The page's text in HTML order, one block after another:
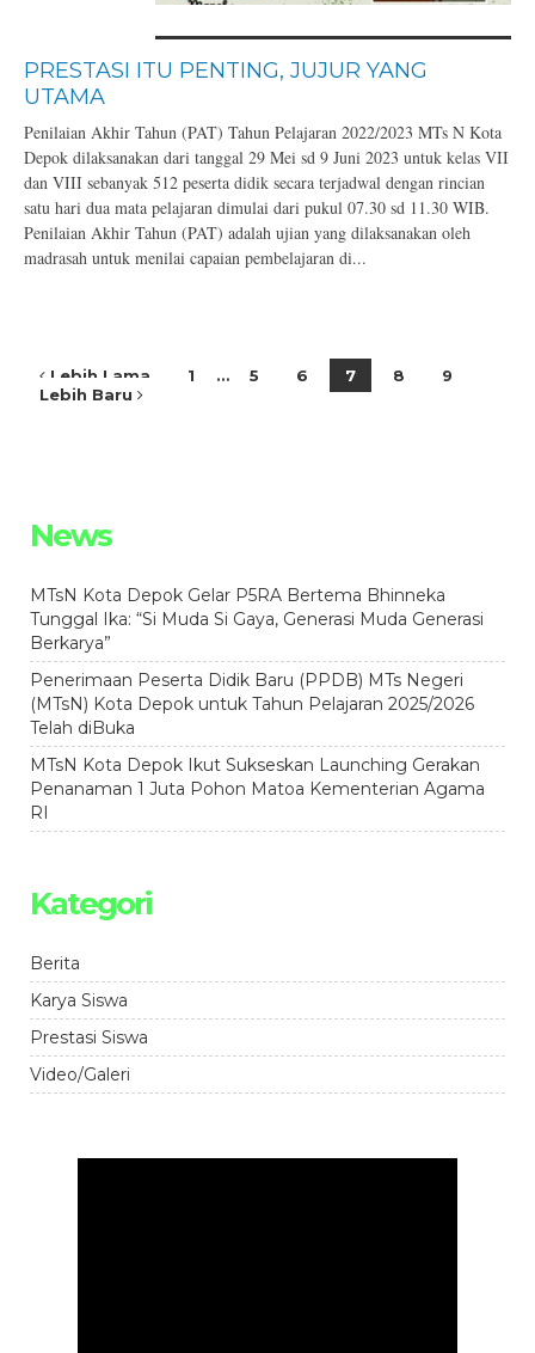
PRESTASI ITU PENTING, JUJUR YANG
UTAMA
Penilaian Akhir Tahun (PAT) Tahun Pelajaran 2022/2023 MTs N Kota
Depok dilaksanakan dari tanggal 29 Mei sd 9 Juni 2023 untuk kelas VII
dan VIII sebanyak 512 peserta didik secara terjadwal dengan rincian
satu hari dua mata pelajaran dimulai dari pukul 07.30 sd 11.30 WIB.
Penilaian Akhir Tahun (PAT) adalah ujian yang dilaksanakan oleh
madrasah untuk menilai capaian pembelajaran di...
Lebih Lama 1 … 5 6 7 8
9
Lebih Baru
News
MTsN Kota Depok Gelar P5RA Bertema Bhinneka
Tunggal Ika: “Si Muda Si Gaya, Generasi Muda Generasi
Berkarya”
Penerimaan Peserta Didik Baru (PPDB) MTs Negeri
(MTsN) Kota Depok untuk Tahun Pelajaran 2025/2026
Telah diBuka
MTsN Kota Depok Ikut Sukseskan Launching Gerakan
Penanaman 1 Juta Pohon Matoa Kementerian Agama
RI
Kategori
Berita
Karya Siswa
Prestasi Siswa
Video/Galeri